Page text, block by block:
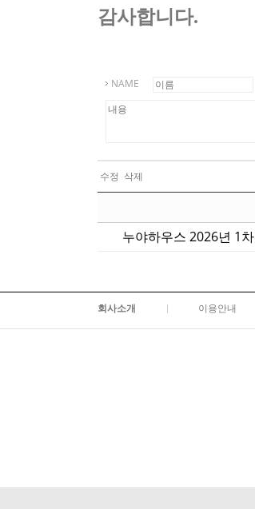
감사합니다.
NAME
수정 삭제
누야하우스 2026년 1
회사소개 이용안내